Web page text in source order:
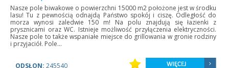
Nasze pole biwakowe o powierzchni 15000 m2 położone jest w środku
lasu! Tu z pewnością odnajdą Państwo spokój i ciszę. Odległość do
morza wynosi zaledwie 150 m! Na polu znajdują się łazienki z
prysznicami oraz WC. Istnieje możliwość przyłączenia elektryczności.
Nasze pole to także wspaniałe miejsce do grillowania w gronie rodziny
i przyjaciół. Pole...
ODSŁON: 245540